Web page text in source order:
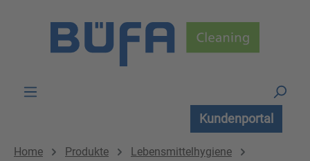
Kundenportal
Home Produkte
Lebensmittelhygiene